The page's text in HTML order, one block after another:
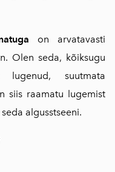
on arvatavasti
Olen seda, kõiksugu
lugenud, suutmata
siis raamatu lugemist
algusstseeni.